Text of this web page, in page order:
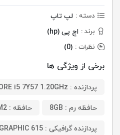
دسته : لپ تاپ
برند : اچ پی (hp)
نظرات : (0)
برخی از ویژگی ها
پردازنده : INTEL CORE i5 7Y57 1.20GHz
حافظه رم : 8GB
حافظه : 256GB SSD M2
پردازنده گرافیکی : INTEL HD GRAPHIC 615